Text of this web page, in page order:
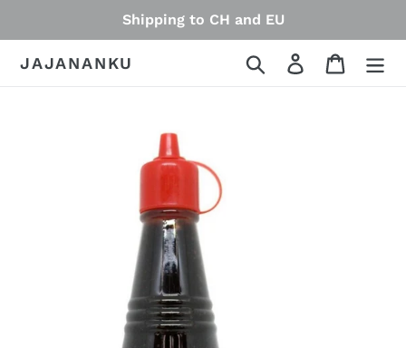
Shipping to CH and EU
JAJANANKU Search Log in Cart